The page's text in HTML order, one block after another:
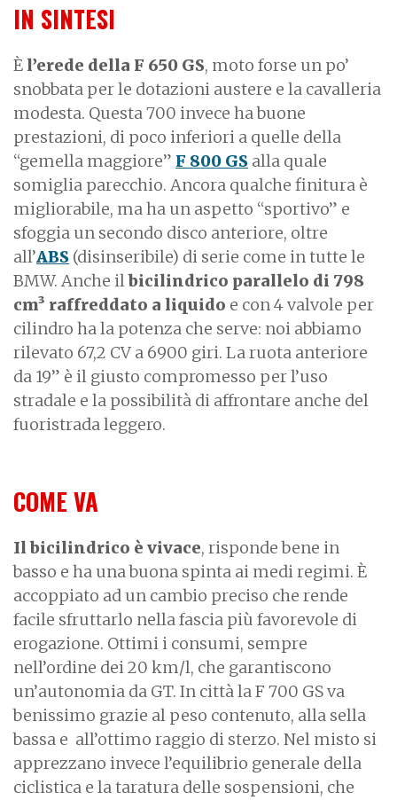
IN SINTESI
È l’erede della F 650 GS, moto forse un po’
snobbata per le dotazioni austere e la cavalleria
modesta. Questa 700 invece ha buone
prestazioni, di poco inferiori a quelle della
“gemella maggiore” F 800 GS alla quale
somiglia parecchio. Ancora qualche finitura è
migliorabile, ma ha un aspetto “sportivo” e
sfoggia un secondo disco anteriore, oltre
all’ABS (disinseribile) di serie come in tutte le
BMW. Anche ilbicilindrico parallelo di 798
cm³ raffreddato a liquido e con 4 valvole per
cilindro ha la potenza che serve: noi abbiamo
rilevato 67,2 CV a 6900 giri. La ruota anteriore
da 19” è il giusto compromesso per l’uso
stradale e la possibilità di affrontare anche del
fuoristrada leggero.
COME VA
Il bicilindrico è vivace, risponde bene in
basso e ha una buona spinta ai medi regimi. È
accoppiato ad un cambio preciso che rende
facile sfruttarlo nella fascia più favorevole di
erogazione. Ottimi i consumi, sempre
nell’ordine dei 20 km/l, che garantiscono
un’autonomia da GT. In città la F 700 GS va
benissimo grazie al peso contenuto, alla sella
bassa e all’ottimo raggio di sterzo. Nel misto si
apprezzano invece l’equilibrio generale della
ciclistica e la taratura delle sospensioni, che